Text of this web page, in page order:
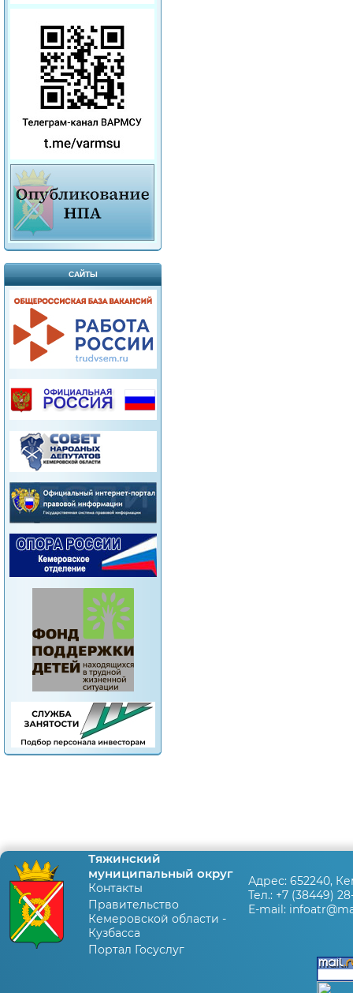
САЙТЫ
Тяжинский
муниципальный округ
Контакты
Правительство
Кемеровской области -
Кузбасса
Портал Госуслуг
Адрес: 652240,
Тел.: +7 (38449)
E-mail: